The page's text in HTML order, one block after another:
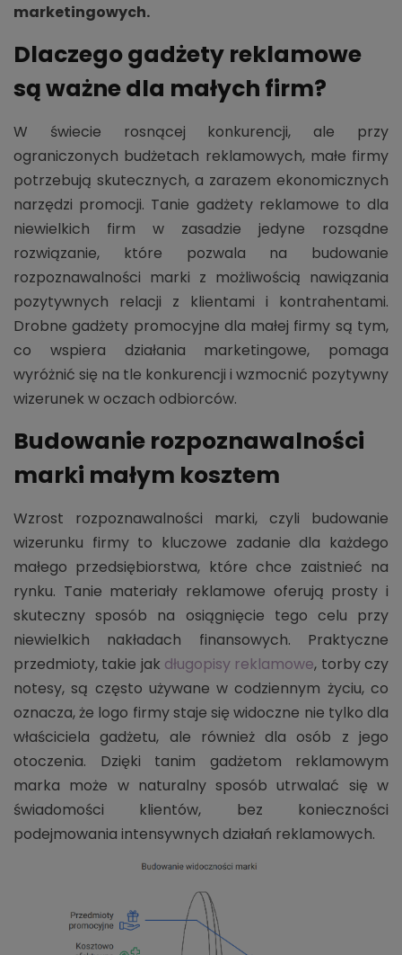
marketingowych.
Dlaczego gadżety reklamowe
są ważne dla małych firm?
W świecie rosnącej konkurencji, ale przy
ograniczonych budżetach reklamowych, małe firmy
potrzebują skutecznych, a zarazem ekonomicznych
narzędzi promocji. Tanie gadżety reklamowe to dla
niewielkich firm w zasadzie jedyne rozsądne
rozwiązanie, które pozwala na budowanie
rozpoznawalności marki z możliwością nawiązania
pozytywnych relacji z klientami i kontrahentami.
Drobne gadżety promocyjne dla małej firmy są tym,
co wspiera działania marketingowe, pomaga
wyróżnić się na tle konkurencji i wzmocnić pozytywny
wizerunek w oczach odbiorców.
Budowanie rozpoznawalności
marki małym kosztem
Wzrost rozpoznawalności marki, czyli budowanie
wizerunku firmy to kluczowe zadanie dla każdego
małego przedsiębiorstwa, które chce zaistnieć na
rynku. Tanie materiały reklamowe oferują prosty i
skuteczny sposób na osiągnięcie tego celu przy
niewielkich nakładach finansowych. Praktyczne
przedmioty, takie jak długopisy reklamowe, torby czy
notesy, są często używane w codziennym życiu, co
oznacza, że logo firmy staje się widoczne nie tylko dla
właściciela gadżetu, ale również dla osób z jego
otoczenia. Dzięki tanim gadżetom reklamowym
marka może w naturalny sposób utrwalać się w
świadomości klientów, bez konieczności
podejmowania intensywnych działań reklamowych.